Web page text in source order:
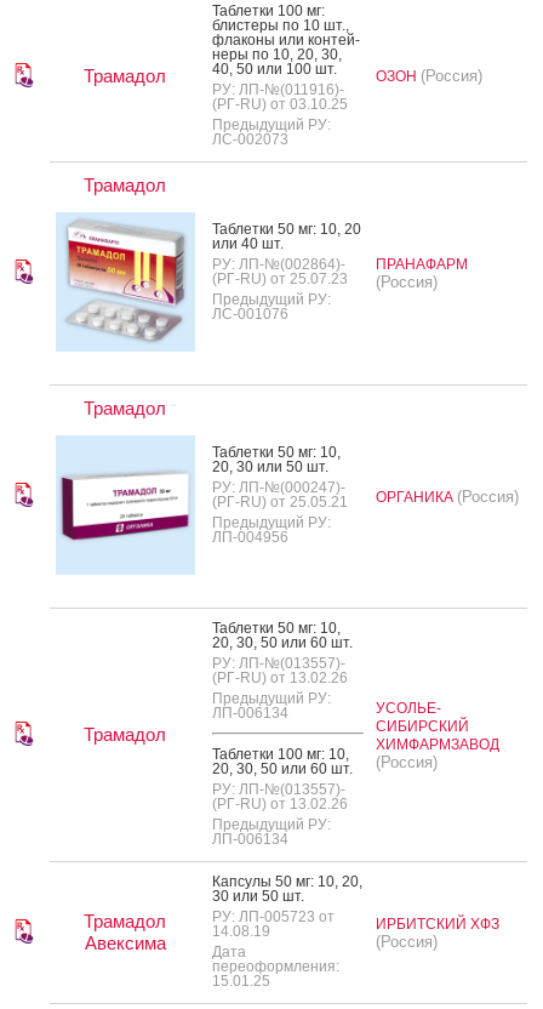
Трамадол
Таб­летки 100 мг:
блис­те­ры по 10 шт.,
фла­коны или кон­тей­
не­ры по 10, 20, 30,
40, 50 или 100 шт.
РУ: ЛП-№(011916)-
(РГ-RU) от 03.10.25
Предыдущий РУ:
ЛС-002073
ОЗОН (Россия)
Трамадол
Таб­летки 50 мг: 10, 20
или 40 шт.
РУ: ЛП-№(002864)-
(РГ-RU) от 25.07.23
Предыдущий РУ:
ЛС-001076
ПРАНАФАРМ
(Россия)
Трамадол
Таб­летки 50 мг: 10,
20, 30 или 50 шт.
РУ: ЛП-№(000247)-
(РГ-RU) от 25.05.21
Предыдущий РУ:
ЛП-004956
ОРГАНИКА (Россия)
Трамадол
Таб­летки 50 мг: 10,
20, 30, 50 или 60 шт.
РУ: ЛП-№(013557)-
(РГ-RU) от 13.02.26
Предыдущий РУ:
ЛП-006134
Таб­летки 100 мг: 10,
20, 30, 50 или 60 шт.
РУ: ЛП-№(013557)-
(РГ-RU) от 13.02.26
Предыдущий РУ:
ЛП-006134
УСОЛЬЕ-
СИБИРСКИЙ
ХИМФАРМЗАВОД
(Россия)
Трамадол
Авексима
Кап­су­лы 50 мг: 10, 20,
30 или 50 шт.
РУ: ЛП-005723 от
14.08.19
Дата
переоформления:
15.01.25
ИРБИТСКИЙ ХФЗ
(Россия)